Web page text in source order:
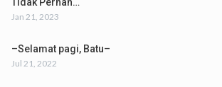
Tidak Pernah…
Jan 21, 2023
–Selamat pagi, Batu–
Jul 21, 2022